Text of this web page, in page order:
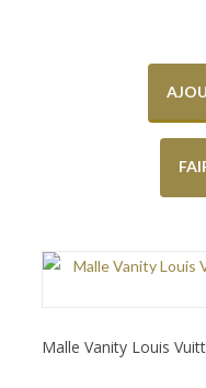
Malle Vanity Louis